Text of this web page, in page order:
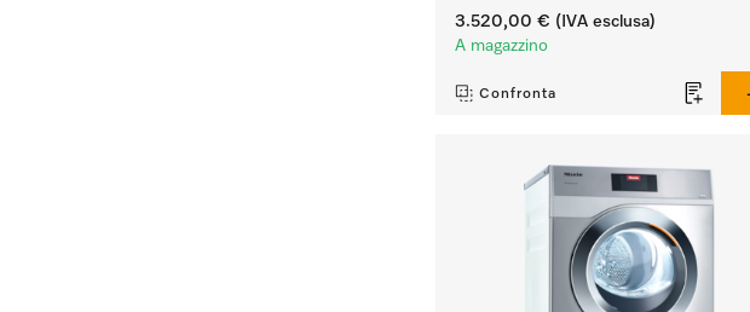
3.520,00 € (IVA esclusa)
A magazzino
Confronta